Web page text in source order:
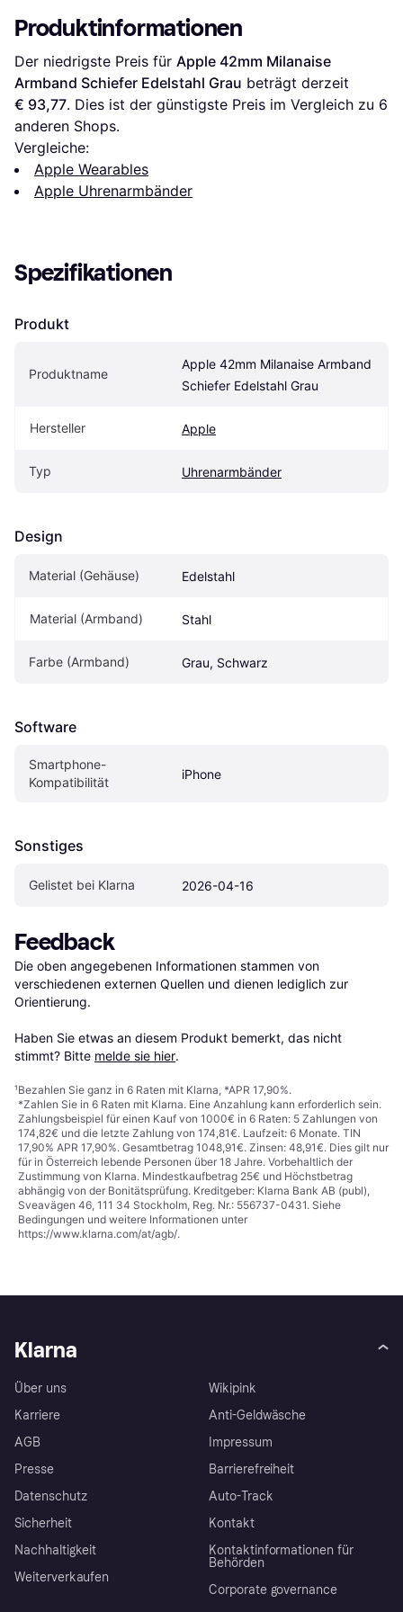
Produktinformationen
Der niedrigste Preis für Apple 42mm Milanaise
Armband Schiefer Edelstahl Grau
€ 93,77. Dies ist der günstigste Preis im Vergleich zu 6
anderen Shops.
Vergleiche:
Apple Wearables
Apple Uhrenarmbänder
Spezifikationen
Produkt
Produktname
Apple 42mm Milanaise Armband
Schiefer Edelstahl Grau
Hersteller Apple
Typ Uhrenarmbänder
Design
Material (Gehäuse) Edelstahl
Material (Armband) Stahl
Farbe (Armband) Grau, Schwarz
Software
Smartphone-
Kompatibilität
iPhone
Sonstiges
Gelistet bei Klarna 2026-04-16
Feedback
Die oben angegebenen Informationen stammen von
verschiedenen externen Quellen und dienen lediglich zur
Orientierung.
Haben Sie etwas an diesem Produkt bemerkt, das nicht
stimmt? Bitte melde sie hier.
¹Bezahlen Sie ganz in 6 Raten mit Klarna, *APR 17,90%.
*Zahlen Sie in 6 Raten mit Klarna. Eine Anzahlung kann erforderlich sein.
Zahlungsbeispiel für einen Kauf von 1000€ in 6 Raten: 5 Zahlungen von
174,82€ und die letzte Zahlung von 174,81€. Laufzeit: 6 Monate. TIN
17,90% APR 17,90%. Gesamtbetrag 1048,91€. Zinsen: 48,91€. Dies gilt nur
für in Österreich lebende Personen über 18 Jahre. Vorbehaltlich der
Zustimmung von Klarna. Mindestkaufbetrag 25€ und Höchstbetrag
abhängig von der Bonitätsprüfung. Kreditgeber: Klarna Bank AB (publ),
Sveavägen 46, 111 34 Stockholm, Reg. Nr.: 556737-0431. Siehe
Bedingungen und weitere Informationen unter
https://www.klarna.com/at/agb/.
Klarna
Über uns
Karriere
AGB
Presse
Datenschutz
Sicherheit
Nachhaltigkeit
Weiterverkaufen
Wikipink
Anti-Geldwäsche
Impressum
Barrierefreiheit
Auto-Track
Kontakt
Kontaktinformationen für
Behörden
Corporate governance